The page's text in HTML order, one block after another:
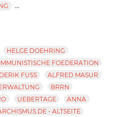
...
HELGE DOEHRING
FOEDERATION
FUSS
ALFRED MASUR
BRRN
UEBERTAGE
ANNA
- ALTSEITE